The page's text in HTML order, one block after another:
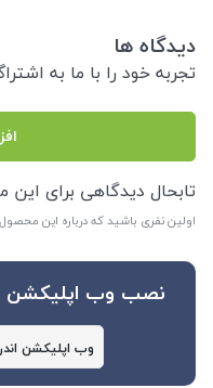
دیدگاه ها
تجربه خود را با ما به
تابحال دیدگاهی برای
اولین نفری باشید که درباره این
نصب وب اپلیکشن
وب اپلیکشن